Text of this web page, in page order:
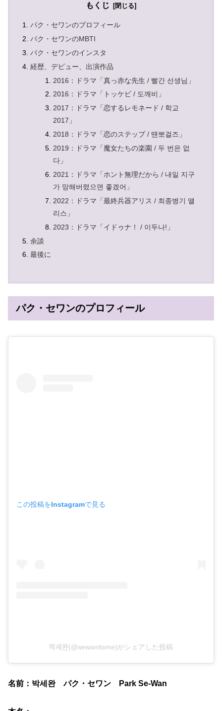
もくじ
パク・セワンのプロフィール
パク・セワンのMBTI
パク・セワンのインスタ
経歴、デビュー、出演作品
2016：ドラマ「真っ赤な先生 / 빨간 선생님」
2016：ドラマ「トッケビ / 도깨비」
2017：ドラマ「恋するレモネード / 학교
2017」
2018：ドラマ「恋のステップ / 땐뽀걸즈」
2019：ドラマ「魔女たちの楽園 / 두 번은 없
다」
2021：ドラマ「ホント無理だから / 내일 지구
가 망해버렸으면 좋겠어」
2022：ドラマ「最終兵器アリス / 최종병기 앨
리스」
2023：ドラマ「イドゥナ！ / 이두나!」
余談
最後に
パク・セワンのプロフィール
この投稿をInstagramで見る
박세완(@sewanitsme)がシェアした投稿
名前：박세완 パク・セワン Park Se-Wan